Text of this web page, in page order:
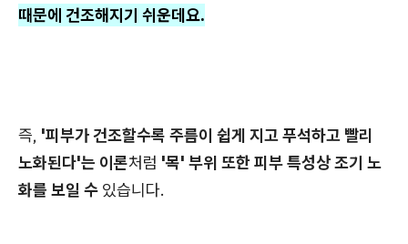
때문에 건조해지기 쉬운데요.
즉, '피부가 건조할수록 주름이 쉽게 지고 푸석하고 빨리
노화된다'는 이론처럼 '목' 부위 또한 피부 특성상 조기 노
화를 보일 수 있습니다.